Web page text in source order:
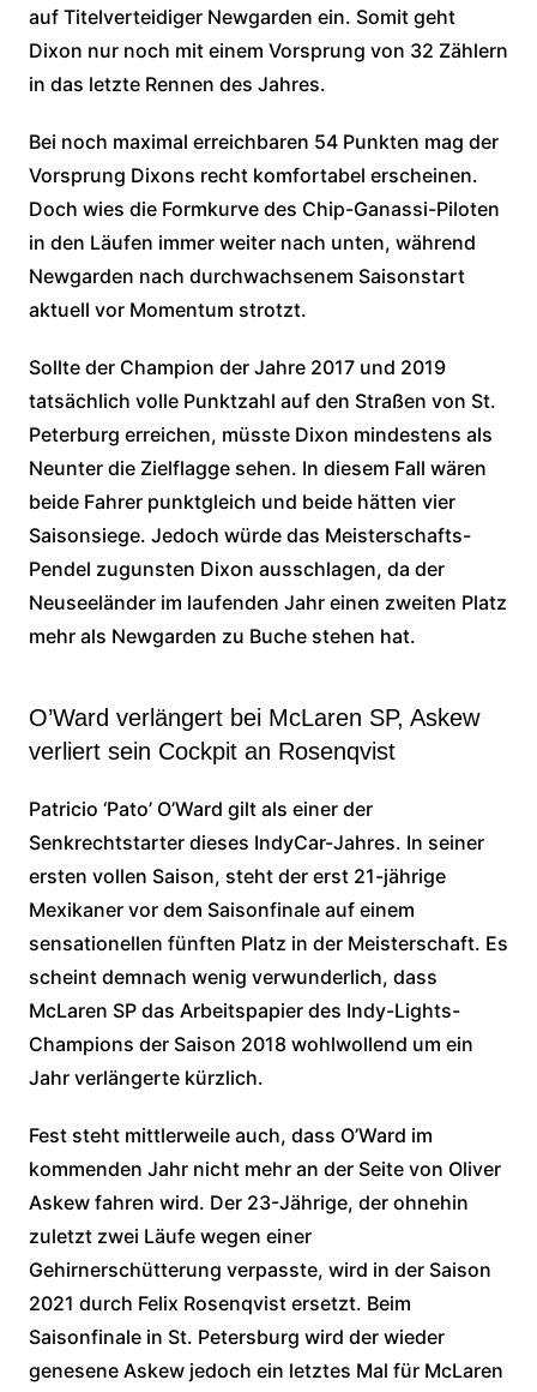
auf Titelverteidiger Newgarden ein. Somit geht
Dixon nur noch mit einem Vorsprung von 32 Zählern
in das letzte Rennen des Jahres.
Bei noch maximal erreichbaren 54 Punkten mag der
Vorsprung Dixons recht komfortabel erscheinen.
Doch wies die Formkurve des Chip-Ganassi-Piloten
in den Läufen immer weiter nach unten, während
Newgarden nach durchwachsenem Saisonstart
aktuell vor Momentum strotzt.
Sollte der Champion der Jahre 2017 und 2019
tatsächlich volle Punktzahl auf den Straßen von St.
Peterburg erreichen, müsste Dixon mindestens als
Neunter die Zielflagge sehen. In diesem Fall wären
beide Fahrer punktgleich und beide hätten vier
Saisonsiege. Jedoch würde das Meisterschafts-
Pendel zugunsten Dixon ausschlagen, da der
Neuseeländer im laufenden Jahr einen zweiten Platz
mehr als Newgarden zu Buche stehen hat.
O’Ward verlängert bei McLaren SP, Askew
verliert sein Cockpit an Rosenqvist
Patricio ‘Pato’ O’Ward gilt als einer der
Senkrechtstarter dieses IndyCar-Jahres. In seiner
ersten vollen Saison, steht der erst 21-jährige
Mexikaner vor dem Saisonfinale auf einem
sensationellen fünften Platz in der Meisterschaft. Es
scheint demnach wenig verwunderlich, dass
McLaren SP das Arbeitspapier des Indy-Lights-
Champions der Saison 2018 wohlwollend um ein
Jahr verlängerte kürzlich.
Fest steht mittlerweile auch, dass O’Ward im
kommenden Jahr nicht mehr an der Seite von Oliver
Askew fahren wird. Der 23-Jährige, der ohnehin
zuletzt zwei Läufe wegen einer
Gehirnerschütterung verpasste, wird in der Saison
2021 durch Felix Rosenqvist ersetzt. Beim
Saisonfinale in St. Petersburg wird der wieder
genesene Askew jedoch ein letztes Mal für McLaren